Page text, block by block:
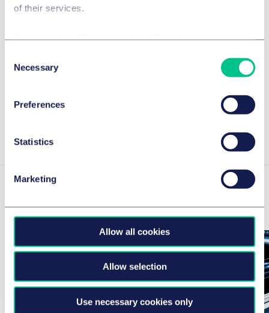
of their services.
Selection
Necessary
Preferences
Statistics
Marketing
Allow all cookies
Allow selection
Use necessary cookies only
confirme sa place parmi les cabinets
10 juin 2026